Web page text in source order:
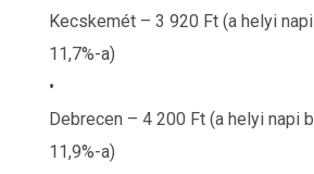
Kecskemét – 3 920 Ft (a helyi
11,7%-a)
•
Debrecen – 4 200 Ft (a helyi napi
11,9%-a)